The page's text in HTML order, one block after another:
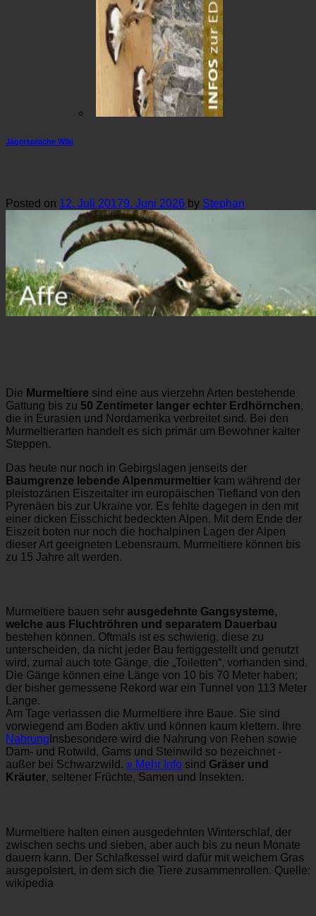
Jägersprache Wiki
Posted on 12. Juli 20179. Juni 2026 by Stephan
Die Murmeltiere sind eine aus vierzehn Arten bestehende
Gattung bis zu 50 Zentimeter langer echter Erdhörnchen,
die in Eurasien und Nordamerika verbreitet sind. Bei den
Murmeltierarten handelt es sich primär um Bewohner kalter
Steppen.
Das heute nur noch in Gebirgslagen jenseits der
Baumgrenze lebende Alpenmurmeltier kam während der
pleistozänen Eiszeitalter im europäischen Tiefland von den
Pyrenäen bis zur Ukraine vor. Es fehlte dagegen in den mit
einer dicken Eisschicht bedeckten Alpen. Mit dem Ende der
Eiszeit boten nur noch die hochalpinen Lagen der Alpen
dieser Art geeigneten Lebensraum. Murmeltiere können bis
zu 15 Jahre alt werden.
Murmeltiere bauen sehr ausgedehnte Gangsysteme,
welche aus Fluchtröhren und separatem Dauerbau
bestehen können. Oftmals ist es schwierig, diese zu
unterscheiden, da nicht jeder Bau fertiggestellt und genutzt
wird, zumal auch tote Gänge, die „Toiletten“, vorhanden sind.
Die Gänge können eine Länge von 10 bis 70 Meter haben;
der bisher gemessene Rekord war ein Tunnel von 113 Meter
Länge.
Am Tage verlassen die Murmeltiere ihre Baue. Sie sind
vorwiegend am Boden aktiv und können kaum klettern. Ihre
Nahrung Insbesondere wird die Nahrung von Rehen sowie
Dam- und Rotwild, Gams und Steinwild so bezeichnet -
außer bei Schwarzwild. » Mehr Info sind Gräser und
Kräuter, seltener Früchte, Samen und Insekten.
Murmeltiere halten einen ausgedehnten Winterschlaf, der
zwischen sechs und sieben, aber auch bis zu neun Monate
dauern kann. Der Schlafkessel wird dafür mit weichem Gras
ausgepolstert, in dem sich die Tiere zusammenrollen. Quelle:
wikipedia